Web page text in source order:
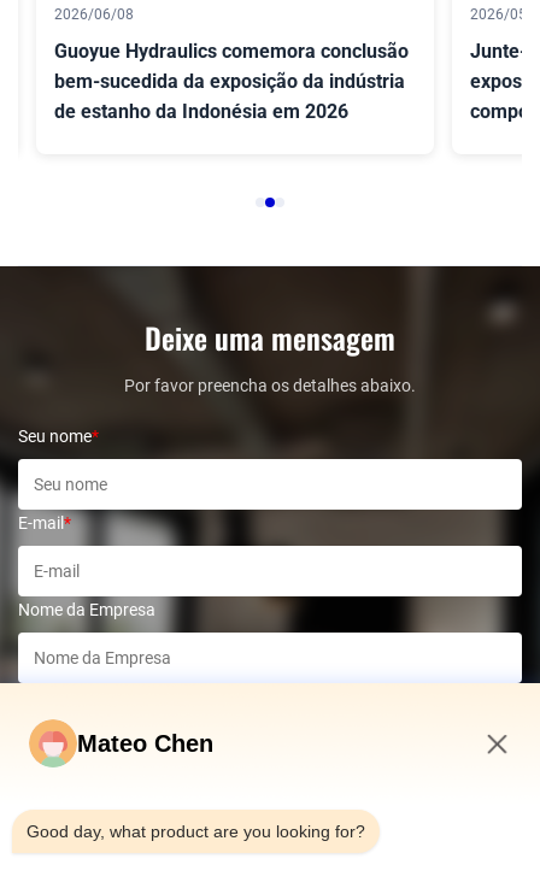
2026/06/08
Guoyue Hydraulics comemora conclusão
bem-sucedida da exposição da indústria
de estanho da Indonésia em 2026
2026/05/
Junte-
Deixe uma mensagem
Por favor preencha os detalhes abaixo.
Seu nome*
E-mail*
Nome da Empresa
Mateo Chen
Good day, what product are you looking for?